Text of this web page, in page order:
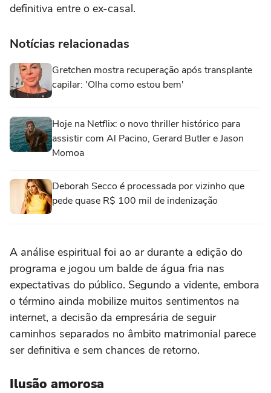
definitiva entre o ex-casal.
Notícias relacionadas
Gretchen mostra recuperação após transplante
capilar: 'Olha como estou bem'
Hoje na Netflix: o novo thriller histórico para
assistir com Al Pacino, Gerard Butler e Jason
Momoa
Deborah Secco é processada por vizinho que
pede quase R$ 100 mil de indenização
A análise espiritual foi ao ar durante a edição do
programa e jogou um balde de água fria nas
expectativas do público. Segundo a vidente, embora
o término ainda mobilize muitos sentimentos na
internet, a decisão da empresária de seguir
caminhos separados no âmbito matrimonial parece
ser definitiva e sem chances de retorno.
Ilusão amorosa